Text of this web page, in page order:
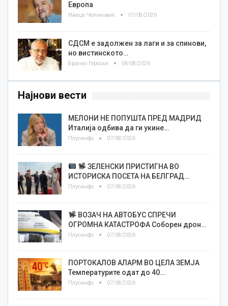
Европа
Ивица Челиковиќ 07/08/2026
СДСМ е задолжен за лаги и за спинови,
но вистинското…
Бранко Героски 06/08/2026
Најнови вести
МЕЛОНИ НЕ ПОПУШТА ПРЕД МАДРИД
Италија одбива да ги укине…
Плусинфо 07/08/2026
ЗЕЛЕНСКИ ПРИСТИГНА ВО
ИСТОРИСКА ПОСЕТА НА БЕЛГРАД…
Плусинфо 07/08/2026
ВОЗАЧ НА АВТОБУС СПРЕЧИ
ОГРОМНА КАТАСТРОФА Соборен дрон…
Плусинфо 07/08/2026
ПОРТОКАЛОВ АЛАРМ ВО ЦЕЛА ЗЕМЈА
Температурите одат до 40…
Плусинфо 07/08/2026